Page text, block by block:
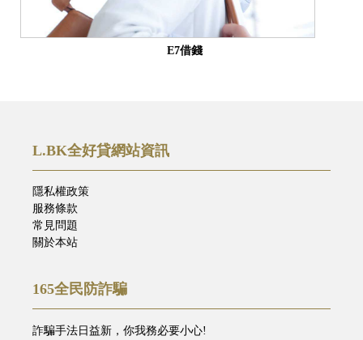
E7借錢
L.BK全好貸網站資訊
隱私權政策
服務條款
常見問題
關於本站
165全民防詐騙
詐騙手法日益新，你我務必要小心!